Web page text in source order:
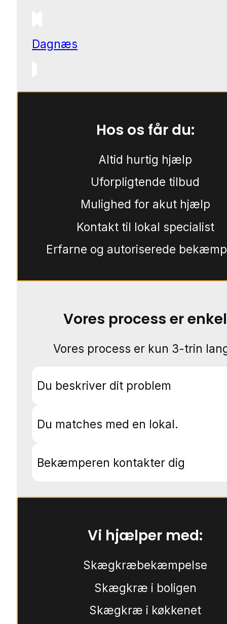
Dagnæs
Hos os får du:
Altid hurtig hjælp
Uforpligtende tilbud
Mulighed for akut hjælp
Kontakt til lokal specialist
Erfarne og autoriserede
Vores process er enkel
Vores process er kun 3-trin
Du beskriver dit problem
Du matches med en lokal.
Bekæmperen kontakter dig
Vi hjælper med:
Skægkræbekæmpelse
Skægkræ i boligen
Skægkræ i køkkenet